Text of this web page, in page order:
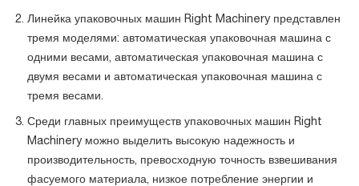
Линейка упаковочных машин Right Machinery представлен
тремя моделями: автоматическая упаковочная машина с
одними весами, автоматическая упаковочная машина с
двумя весами и автоматическая упаковочная машина с
тремя весами.
Среди главных преимуществ упаковочных машин Right
Machinery можно выделить высокую надежность и
производительность, превосходную точность взвешивания
фасуемого материала, низкое потребление энергии и